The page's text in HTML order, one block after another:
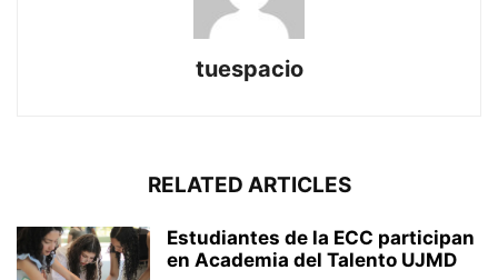
tuespacio
RELATED ARTICLES
Estudiantes de la ECC participan
en Academia del Talento UJMD